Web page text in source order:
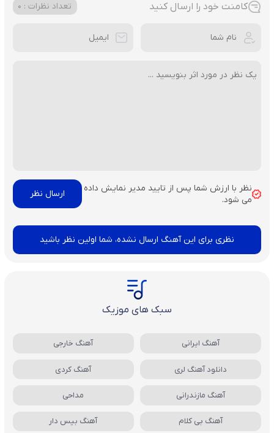
کامنت خود را ارسال کنید تعداد نظرات : 0
نظر با ارزش شما پس از تایید مدیر نمایش داده
می شود.
نظری برای این آهنگ ارسال نشده، شما اولین نظر باشید
سبک های موزیک
آهنگ ایرانی آهنگ خارجی
دانلود آهنگ لری آهنگ کردی
آهنگ مازندرانی مداحی
آهنگ بی کلام آهنگ بیس دار